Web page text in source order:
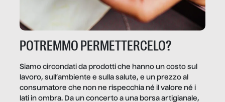
POTREMMO PERMETTERCELO?
Siamo circondati da prodotti che hanno un costo sul
lavoro, sull’ambiente e sulla salute, e un prezzo al
consumatore che non ne rispecchia né il valore né i
lati in ombra. Da un concerto a una borsa artigianale,